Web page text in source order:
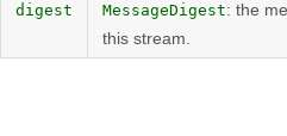
digest MessageDigest: the
this stream.